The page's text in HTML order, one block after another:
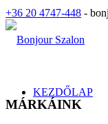
+36 20 4747-448 -
KEZDŐLAP
MÁRKÁINK